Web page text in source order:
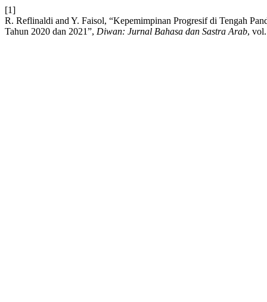
[1]
R. Reflinaldi and Y. Faisol, “Kepemimpinan Progresif di Tengah
Tahun 2020 dan 2021”, Diwan: Jurnal Bahasa dan Sastra Arab,